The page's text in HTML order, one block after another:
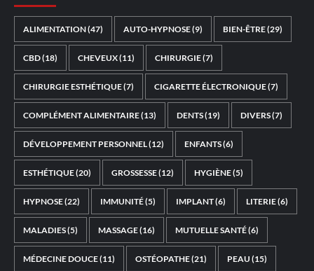
ALIMENTATION(47) AUTO-HYPNOSE(9) BIEN-ÊTRE(29)
CBD(18) CHEVEUX(11) CHIRURGIE(7)
CHIRURGIE ESTHÉTIQUE(7) CIGARETTE ÉLECTRONIQUE(7)
COMPLÉMENT ALIMENTAIRE(13) DENTS(19) DIVERS(7)
DÉVELOPPEMENT PERSONNEL(12) ENFANTS(6)
ESTHÉTIQUE(20) GROSSESSE(12) HYGIÈNE(5)
HYPNOSE(22) IMMUNITÉ(5) IMPLANT(6) LITERIE(6)
MALADIES(5) MASSAGE(16) MUTUELLE SANTÉ(6)
MÉDECINE DOUCE(11) OSTÉOPATHE(21) PEAU (15)